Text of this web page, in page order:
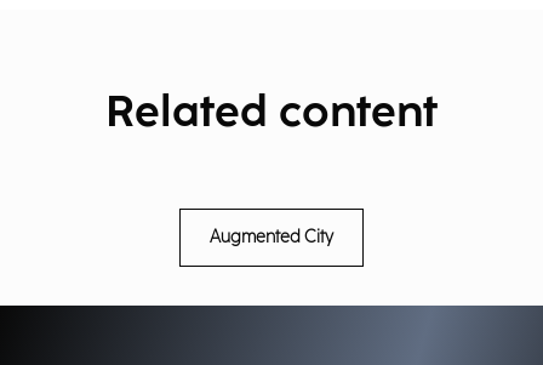
Related content
Augmented City